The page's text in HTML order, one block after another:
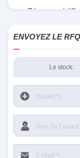
Réseau
ENVOYEZ LE RFQ
Le stock: